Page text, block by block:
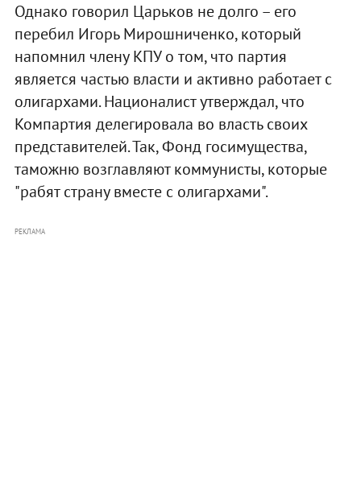
Однако говорил Царьков не долго – его
перебил Игорь Мирошниченко, который
напомнил члену КПУ о том, что партия
является частью власти и активно работает с
олигархами. Националист утверждал, что
Компартия делегировала во власть своих
представителей. Так, Фонд госимущества,
таможню возглавляют коммунисты, которые
"рабят страну вместе с олигархами".
РЕКЛАМА